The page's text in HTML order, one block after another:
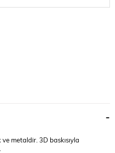
metaldir. 3D baskısıyla